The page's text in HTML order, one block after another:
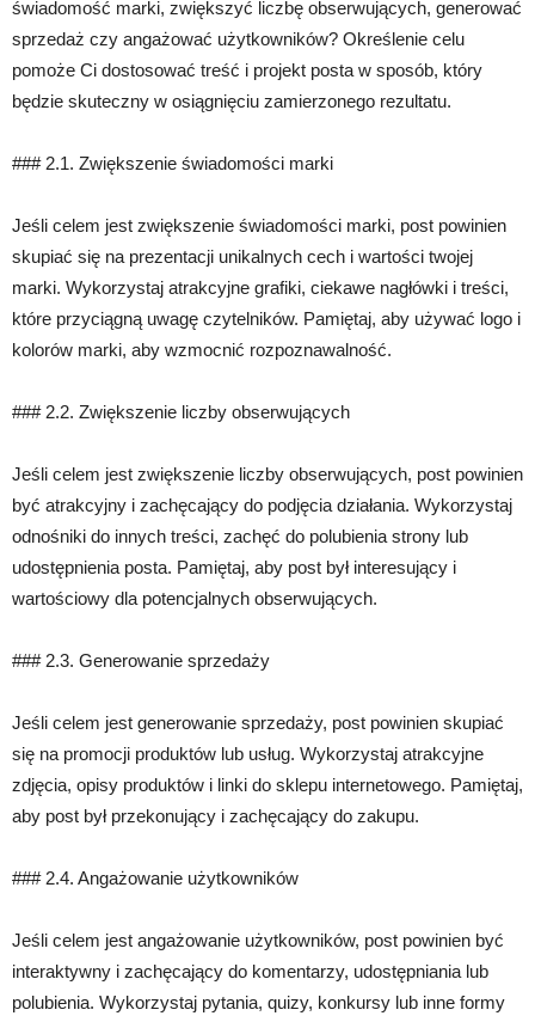
świadomość marki, zwiększyć liczbę obserwujących, generować
sprzedaż czy angażować użytkowników? Określenie celu
pomoże Ci dostosować treść i projekt posta w sposób, który
będzie skuteczny w osiągnięciu zamierzonego rezultatu.
### 2.1. Zwiększenie świadomości marki
Jeśli celem jest zwiększenie świadomości marki, post powinien
skupiać się na prezentacji unikalnych cech i wartości twojej
marki. Wykorzystaj atrakcyjne grafiki, ciekawe nagłówki i treści,
które przyciągną uwagę czytelników. Pamiętaj, aby używać logo i
kolorów marki, aby wzmocnić rozpoznawalność.
### 2.2. Zwiększenie liczby obserwujących
Jeśli celem jest zwiększenie liczby obserwujących, post powinien
być atrakcyjny i zachęcający do podjęcia działania. Wykorzystaj
odnośniki do innych treści, zachęć do polubienia strony lub
udostępnienia posta. Pamiętaj, aby post był interesujący i
wartościowy dla potencjalnych obserwujących.
### 2.3. Generowanie sprzedaży
Jeśli celem jest generowanie sprzedaży, post powinien skupiać
się na promocji produktów lub usług. Wykorzystaj atrakcyjne
zdjęcia, opisy produktów i linki do sklepu internetowego. Pamiętaj,
aby post był przekonujący i zachęcający do zakupu.
### 2.4. Angażowanie użytkowników
Jeśli celem jest angażowanie użytkowników, post powinien być
interaktywny i zachęcający do komentarzy, udostępniania lub
polubienia. Wykorzystaj pytania, quizy, konkursy lub inne formy